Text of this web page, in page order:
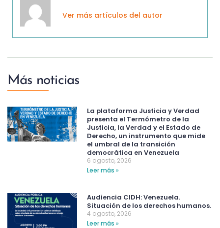
Ver más artículos del autor
Más noticias
La plataforma Justicia y Verdad
presenta el Termómetro de la
Justicia, la Verdad y el Estado de
Derecho, un instrumento que mide
el umbral de la transición
democrática en Venezuela
6 agosto, 2026
Leer más »
Audiencia CIDH: Venezuela.
Situación de los derechos humanos.
4 agosto, 2026
Leer más »